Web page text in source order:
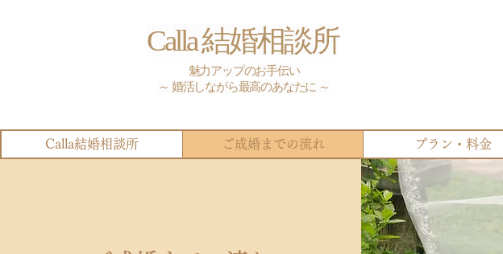
Calla 結婚相談所
魅力アップのお手伝い
～ 婚活しながら最高のあなたに ～
Calla結婚相談所 ご成婚までの流れ プラン・料金